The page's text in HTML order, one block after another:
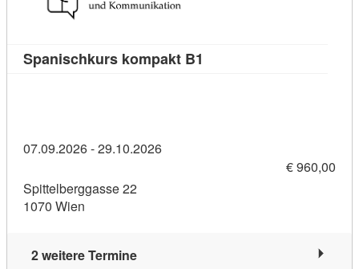
Spanischkurs kompakt B1
07.09.2026 - 29.10.2026
€ 960,00
Spittelberggasse 22
1070 Wien
2 weitere Termine